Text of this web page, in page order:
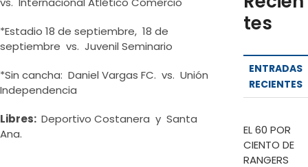
*Estadio 18 de septiembre, 18 de
septiembre vs. Juvenil Seminario
*Sin cancha: Daniel Vargas FC. vs. Unión
Independencia
Libres: Deportivo Costanera y Santa
Ana.
tes
ENTRADAS
RECIENTES
EL 60 POR
CIENTO DE
RANGERS